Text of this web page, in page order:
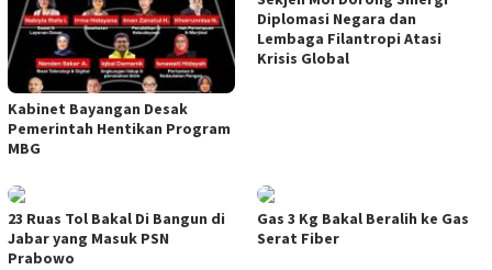
Kabinet Bayangan Desak
Pemerintah Hentikan Program
MBG
Diplomasi Negara dan
Lembaga Filantropi Atasi
Krisis Global
23 Ruas Tol Bakal Di Bangun di
Jabar yang Masuk PSN
Prabowo
Gas 3 Kg Bakal Beralih ke Gas
Serat Fiber